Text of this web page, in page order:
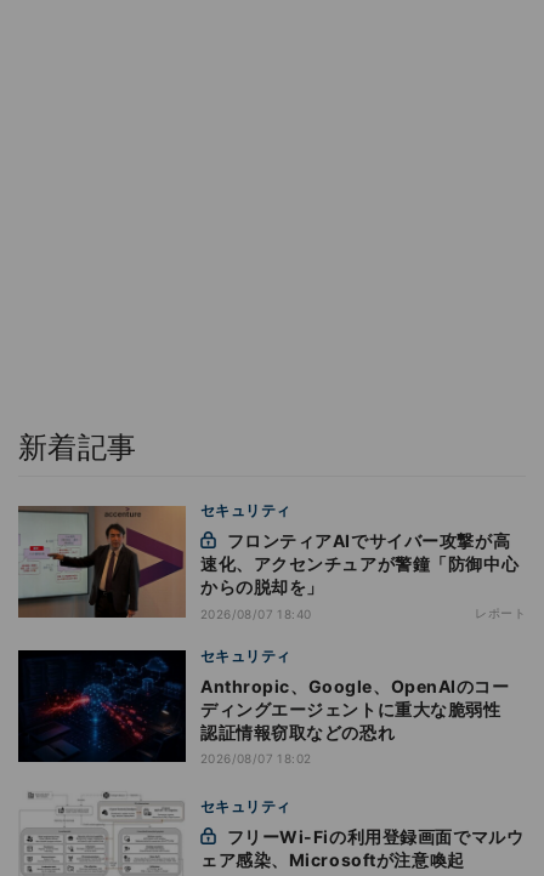
新着記事
セキュリティ
速化、アクセンチュアが警鐘「防御中心
からの脱却を」
2026/08/07 18:40 レポート
セキュリティ
Anthropic、Google、OpenAIのコー
ディングエージェントに重大な脆弱性
認証情報窃取などの恐れ
2026/08/07 18:02
セキュリティ
ェア感染、Microsoftが注意喚起